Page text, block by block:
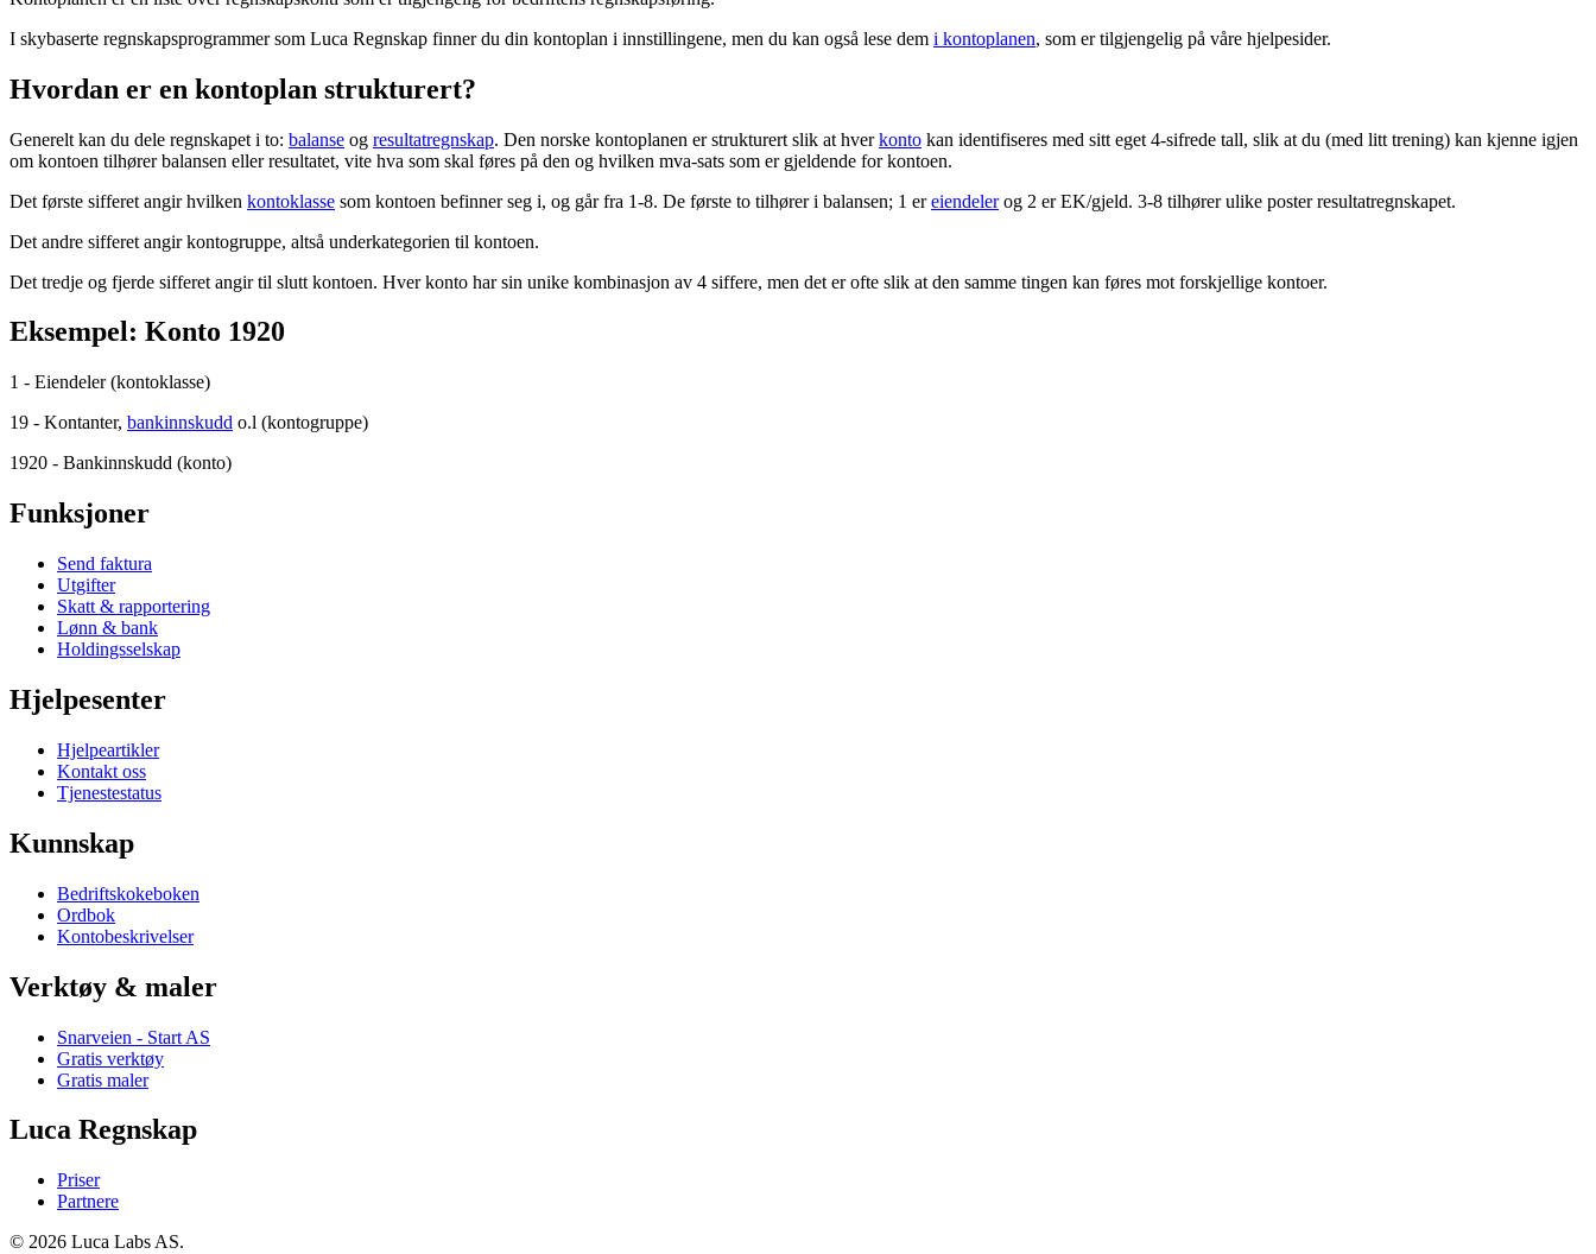
I skybaserte regnskapsprogrammer som Luca Regnskap finner du din kontoplan i innstillingene, men du kan også lese dem i kontoplanen, som er tilgjengelig på våre hjelpesider.
Hvordan er en kontoplan strukturert?
Generelt kan du dele regnskapet i to: balanse og resultatregnskap. Den norske kontoplanen er strukturert slik at hverkonto kan identifiseres med sitt eget 4-sifrede tall, slik at du (med litt trening) kan kjenne igjen
om kontoen tilhører balansen eller resultatet, vite hva som skal føres på den og hvilken mva-sats som er gjeldende for kontoen.
Det første sifferet angir hvilken kontoklasse som kontoen befinner seg i, og går fra 1-8. De første to tilhører i balansen; 1 ereiendelerog 2 er EK/gjeld. 3-8 tilhører ulike poster resultatregnskapet.
Det andre sifferet angir kontogruppe, altså underkategorien til kontoen.
Det tredje og fjerde sifferet angir til slutt kontoen. Hver konto har sin unike kombinasjon av 4 siffere, men det er ofte slik at den samme tingen kan føres mot forskjellige kontoer.
Eksempel: Konto 1920
1 - Eiendeler (kontoklasse)
19 - Kontanter, bankinnskudd o.l (kontogruppe)
1920 - Bankinnskudd (konto)
Funksjoner
Send faktura
Utgifter
Skatt & rapportering
Lønn & bank
Holdingsselskap
Hjelpesenter
Hjelpeartikler
Kontakt oss
Tjenestestatus
Kunnskap
Bedriftskokeboken
Ordbok
Kontobeskrivelser
Verktøy & maler
Snarveien - Start AS
Gratis verktøy
Gratis maler
Luca Regnskap
Priser
Partnere
© 2026 Luca Labs AS.